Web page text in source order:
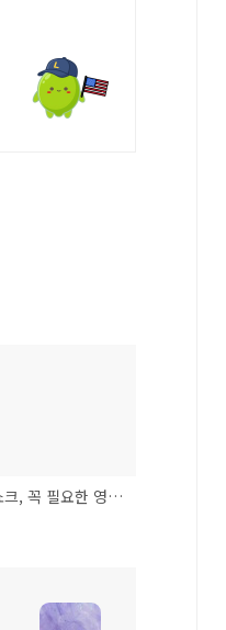
사춘기 쇼크, 꼭 필요한 영어회화 베스트 패턴 66